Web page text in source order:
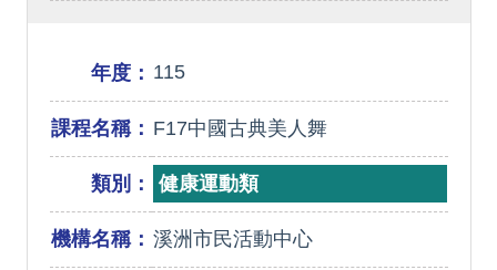
年度： 115
課程名稱： F17中國古典美人舞
類別： 健康運動類
機構名稱： 溪洲市民活動中心